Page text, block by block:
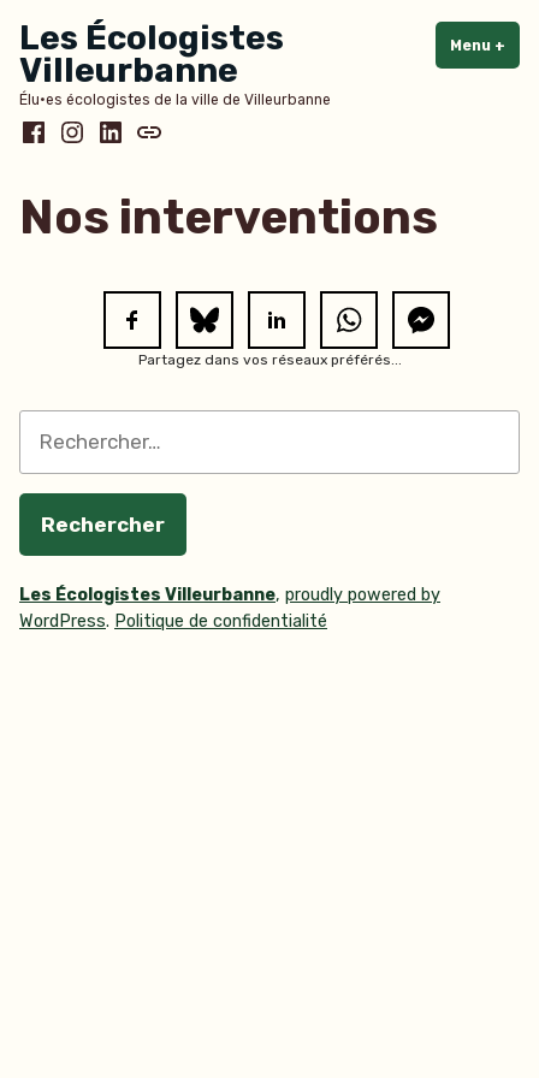
au
contenu
Les Écologistes
Villeurbanne
Élu·es écologistes de la ville de Villeurbanne
Menu +
Facebook
Instagram
LinkedInBluesky
Nos interventions
Partagez dans vos réseaux préférés...
Les Écologistes Villeurbanne, proudly powered by
WordPress. Politique de confidentialité